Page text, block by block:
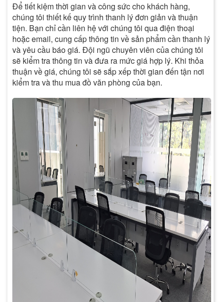
Để tiết kiệm thời gian và công sức cho khách hàng,
chúng tôi thiết kế quy trình thanh lý đơn giản và thuận
tiện. Bạn chỉ cần liên hệ với chúng tôi qua điện thoại
hoặc email, cung cấp thông tin về sản phẩm cần thanh lý
và yêu cầu báo giá. Đội ngũ chuyên viên của chúng tôi
sẽ kiểm tra thông tin và đưa ra mức giá hợp lý. Khi thỏa
thuận về giá, chúng tôi sẽ sắp xếp thời gian đến tận nơi
kiểm tra và thu mua đồ văn phòng của bạn.